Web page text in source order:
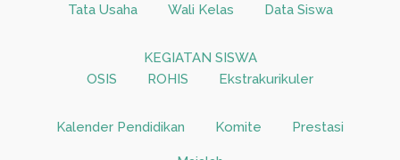
Tata Usaha Wali Kelas Data Siswa
KEGIATAN SISWA
OSIS
ROHIS Ekstrakurikuler
Kalender Pendidikan Komite Prestasi